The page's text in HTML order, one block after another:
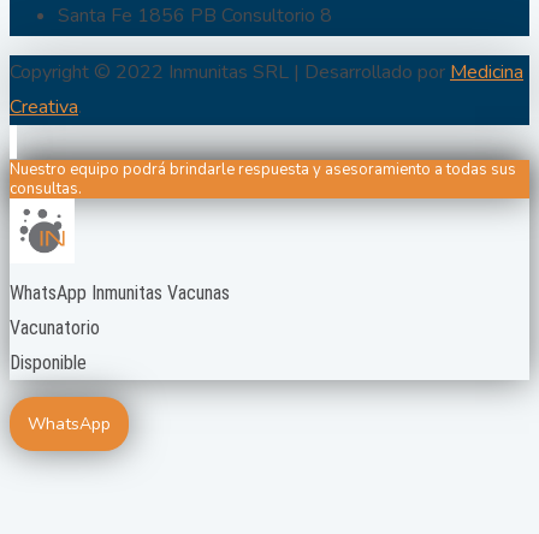
Santa Fe 1856 PB Consultorio 8
Copyright © 2022 Inmunitas SRL | Desarrollado por Medicina
Creativa.
Nuestro equipo podrá brindarle respuesta y asesoramiento a todas sus
consultas.
WhatsApp Inmunitas Vacunas
Vacunatorio
Disponible
WhatsApp